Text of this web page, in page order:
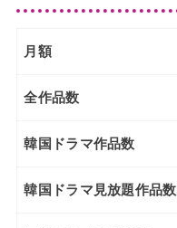
月額
全作品数
韓国ドラマ作品数
韓国ドラマ見放題作品数